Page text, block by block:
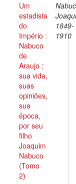
Um
estadista
do
Império :
Nabuco
de
Araujo :
sua vida,
suas
opiniões,
sua
época,
por seu
filho
Joaquim
Nabuco
(Tomo
2)
1849-
1910